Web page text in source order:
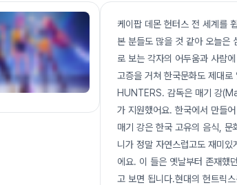
케이팝 데몬 헌터스 전 세계를
본 분들도 많을 것 같아 오늘은
로 보는 각자의 어두움과 사람
고증을 거쳐 한국문화도 제대
HUNTERS. 감독은 매기 강
가 지원했어요. 한국에서 만들
매기 강은 한국 고유의 음식,
니가 정말 자연스럽고도 재미
에요. 이 들은 옛날부터 존재했
고 보면 됩니다.현대의 헌트릭